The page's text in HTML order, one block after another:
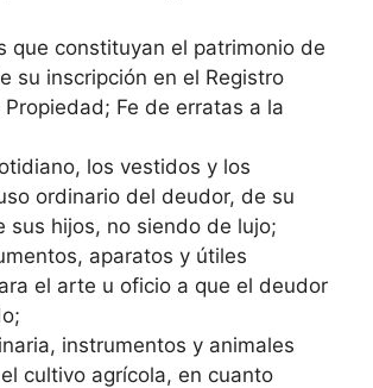
que constituyan el patrimonio de
su inscripción en el Registro
Fe de erratas a la
los vestidos y los
ordinario del deudor, de su
sus hijos, no siendo de lujo;
aparatos y útiles
el arte u oficio a que el deudor
instrumentos y animales
cultivo agrícola, en cuanto